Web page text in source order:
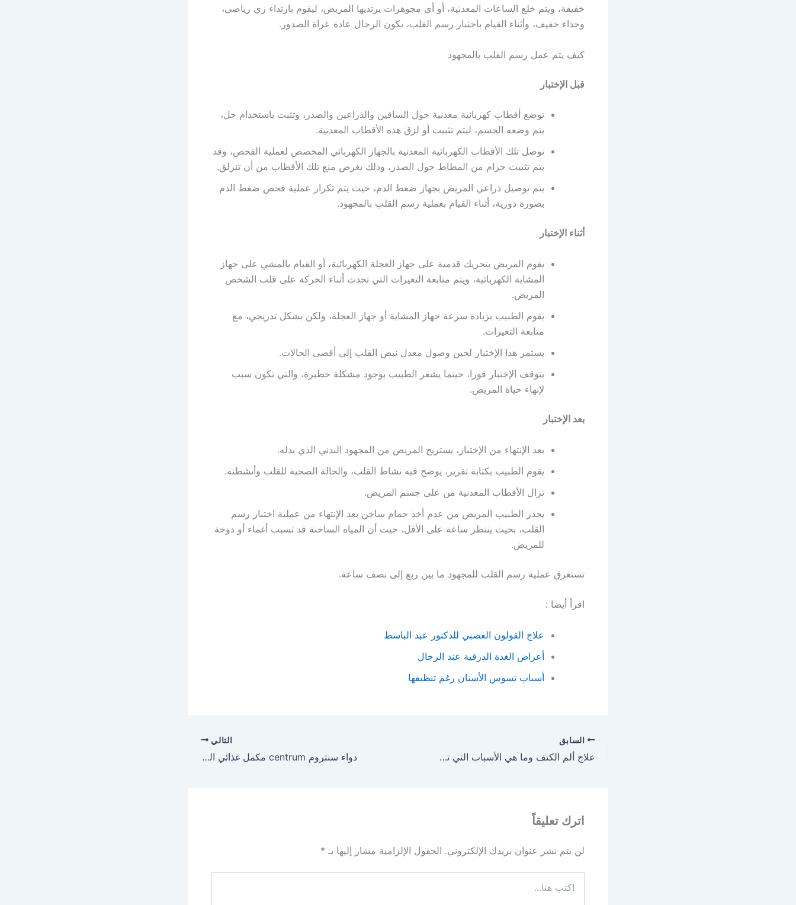
خفيفة، ويتم خلع الساعات المعدنية، أو أي مجوهرات يرتديها المريض، ليقوم بارتداء زي رياضي،
وحذاء خفيف، وأثناء القيام باختبار رسم القلب، يكون الرجال عادة عراة الصدور.
كيف يتم عمل رسم القلب بالمجهود
قبل الإختبار
توضع أقطاب كهربائية معدنية حول الساقين والذراعين والصدر، وتثبت باستخدام جل،
يتم وضعه الجسم، ليتم تثبيت أو لزق هذه الأقطاب المعدنية.
توصل تلك الأقطاب الكهربائية المعدنية بالجهاز الكهربائي المخصص لعملية الفحص، وقد
يتم تثبيت حزام من المطاط حول الصدر، وذلك بغرض منع تلك الأقطاب من أن تنزلق.
يتم توصيل ذراعي المريض بجهاز ضغط الدم، حيث يتم تكرار عملية فحص ضغط الدم
بصورة دورية، أثناء القيام بعملية رسم القلب بالمجهود.
أثناء الإختبار
يقوم المريض بتحريك قدمية على جهاز العجلة الكهربائية، أو القيام بالمشي على جهاز
المشاية الكهربائية، ويتم متابعة التغيرات التي تحدث أثناء الحركة على قلب الشخص
المريض.
يقوم الطبيب بزيادة سرعة جهاز المشاية أو جهاز العجلة، ولكن بشكل تدريجي، مع
متابعة التغيرات.
يستمر هذا الإختبار لحين وصول معدل نبض القلب إلى أقصى الحالات.
يتوقف الإختبار فورا، حينما يشعر الطبيب بوجود مشكلة خطيرة، والتي تكون سبب
لإنهاء حياة المريض.
بعد الإختبار
بعد الإنتهاء من الإختبار، يستريح المريض من المجهود البدني الذي بذله.
يقوم الطبيب بكتابة تقرير، يوضح فيه نشاط القلب، والحالة الصحية للقلب وأنشطته.
تزال الأقطاب المعدنية من على جسم المريض.
يحذر الطبيب المريض من عدم أخذ حمام ساخن بعد الإنتهاء من عملية اختبار رسم
القلب، بحيث ينتظر ساعة على الأقل، حيث أن المياه الساخنة قد تسبب أغماء أو دوخة
للمريض.
تستغرق عملية رسم القلب للمجهود ما بين ربع إلى نصف ساعة.
اقرأ أيضا :
علاج القولون العصبي للدكتور عبد الباسط
أعراض الغدة الدرقية عند الرجال
أسباب تسوس الأسنان رغم تنظيفها
السابق
علاج ألم الكتف وما هي الأسباب التي تسبب ألم في الكتف
التالي
دواء سنتروم centrum مكمل غذائي الجرعه وطريقة الاستعمال
اترك تعليقاً
لن يتم نشر عنوان بريدك الإلكتروني. الحقول الإلزامية مشار إليها بـ *
هنا...